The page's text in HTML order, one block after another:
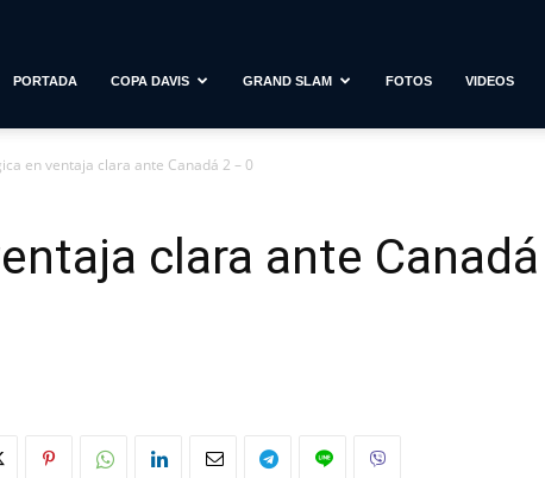
PORTADA COPA DAVIS GRAND SLAM FOTOS VIDEOS
en ventaja clara ante Canadá 2 – 0
clara ante Canadá